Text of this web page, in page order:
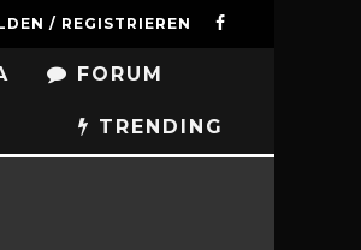
/ REGISTRIEREN
FORUM
TRENDING